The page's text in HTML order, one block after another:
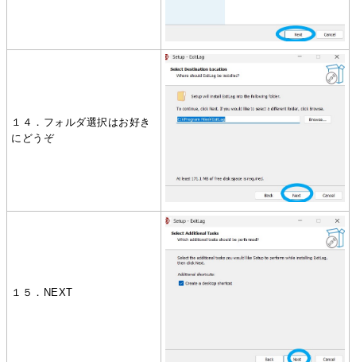
１４．フォルダ選択はお好き
にどうぞ
１５．NEXT